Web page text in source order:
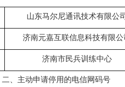
山东马尔尼通讯技术有限公
济南元嘉互联信息科技有限公
济南市民兵训练中心
二、主动申请停用的电信网码号